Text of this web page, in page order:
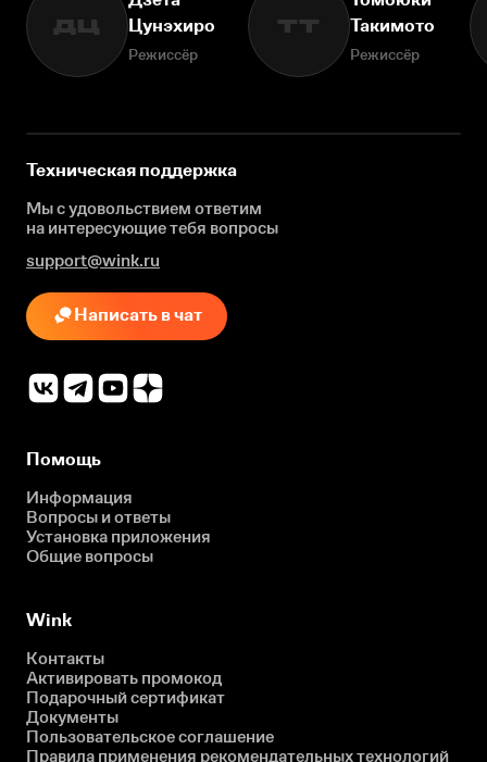
ДЦ
Цунэхиро
Режиссёр
ТТ
Такимото
Режиссёр
Техническая поддержка
Мы с удовольствием ответим
на интересующиетебя вопросы
support@wink.ru
Написать в чат
Помощь
Информация
Вопросы и ответы
Установка приложения
Общие вопросы
Wink
Контакты
Активировать промокод
Подарочный сертификат
Документы
Пользовательское соглашение
Правила применения рекомендательных технологий